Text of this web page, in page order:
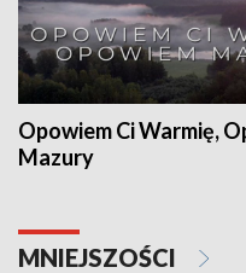
Opowiem Ci Warmię,
Mazury
MNIEJSZOŚCI